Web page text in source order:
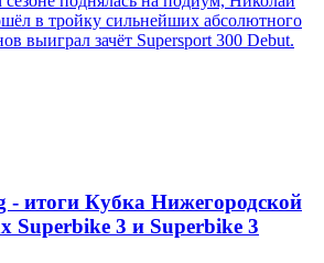
в тройку сильнейших абсолютного
выиграл зачёт Supersport 300 Debut.
- итоги Кубка Нижегородской
Superbike 3 и Superbike 3